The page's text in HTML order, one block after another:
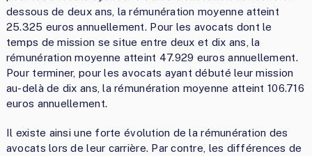
dessous de deux ans, la rémunération moyenne atteint
25.325 euros annuellement. Pour les avocats dont le
temps de mission se situe entre deux et dix ans, la
rémunération moyenne atteint 47.929 euros annuellement.
Pour terminer, pour les avocats ayant débuté leur mission
au-delà de dix ans, la rémunération moyenne atteint 106.716
euros annuellement.
Il existe ainsi une forte évolution de la rémunération des
avocats lors de leur carrière. Par contre, les différences de